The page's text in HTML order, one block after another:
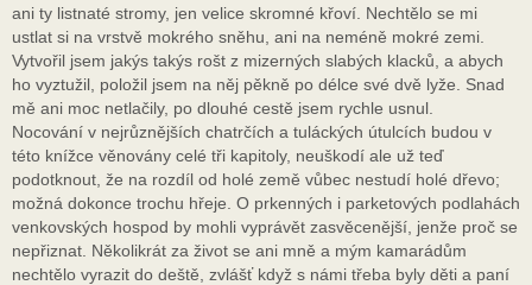
ani ty listnaté stromy, jen velice skromné křoví. Nechtělo se mi
ustlat si na vrstvě mokrého sněhu, ani na neméně mokré zemi.
Vytvořil jsem jakýs takýs rošt z mizerných slabých klacků, a abych
ho vyztužil, položil jsem na něj pěkně po délce své dvě lyže. Snad
mě ani moc netlačily, po dlouhé cestě jsem rychle usnul.
Nocování v nejrůznějších chatrčích a tuláckých útulcích budou v
této knížce věnovány celé tři kapitoly, neuškodí ale už teď
podotknout, že na rozdíl od holé země vůbec nestudí holé dřevo;
možná dokonce trochu hřeje. O prkenných i parketových podlahách
venkovských hospod by mohli vyprávět zasvěcenější, jenže proč se
nepřiznat. Několikrát za život se ani mně a mým kamarádům
nechtělo vyrazit do deště, zvlášť když s námi třeba byly děti a paní